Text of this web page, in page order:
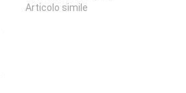
Articolo simile